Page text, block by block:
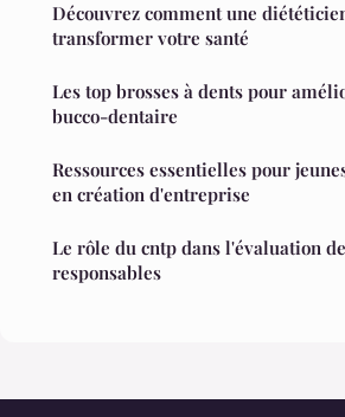
Découvrez comment une
transformer votre santé
Les top brosses à dents pour
bucco-dentaire
Ressources essentielles pour
en création d'entreprise
Le rôle du cntp dans l'évaluation
responsables